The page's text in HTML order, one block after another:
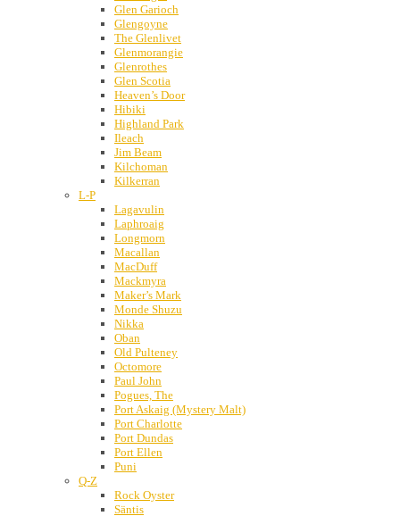
Glen Garioch
Glengoyne
The Glenlivet
Glenmorangie
Glenrothes
Glen Scotia
Heaven’s Door
Hibiki
Highland Park
Ileach
Jim Beam
Kilchoman
Kilkerran
L-P
Lagavulin
Laphroaig
Longmorn
Macallan
MacDuff
Mackmyra
Maker’s Mark
Monde Shuzu
Nikka
Oban
Old Pulteney
Octomore
Paul John
Pogues, The
Port Askaig (Mystery Malt)
Port Charlotte
Port Dundas
Port Ellen
Puni
Q-Z
Rock Oyster
Säntis